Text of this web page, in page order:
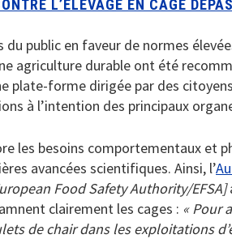
L’ÉLEVAGE EN CAGE
du public en faveur de normes
agriculture durable ont été
plate-forme dirigée par des
à l’intention des principaux
les besoins comportementaux et
avancées scientifiques. Ainsi, l’
Food Safety Authority/EFSA]
clairement les cages : « Pour
de chair dans les exploitations